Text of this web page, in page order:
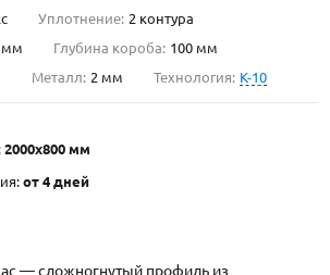
производителя с доставкой и установкой в
Москве и МО
+7 (495) 411-44-41
Уплотнение: 2 контура
мм Глубина короба: 100 мм
Металл: 2 мм Технология: K-10
2000х800 мм
от 4 дней
— сложногнутый профиль из